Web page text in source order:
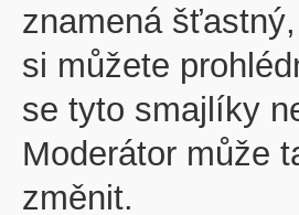
znamená
si můžete
se tyto smajlíky
Moderátor může
změnit.